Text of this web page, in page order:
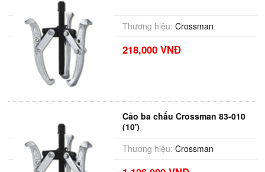
Thương hiệu: Crossman
218,000 VNĐ
Cảo ba chấu Crossman 83-010
(10')
Thương hiệu: Crossman